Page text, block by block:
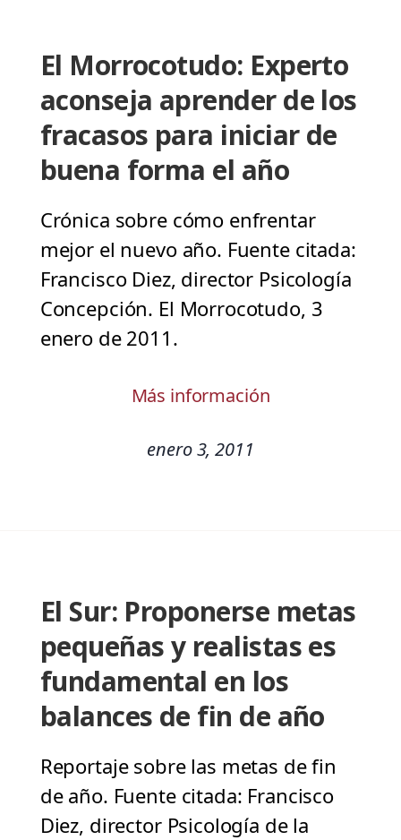
El Morrocotudo: Experto
aconseja aprender de los
fracasos para iniciar de
buena forma el año
Crónica sobre cómo enfrentar
mejor el nuevo año. Fuente citada:
Francisco Diez, director Psicología
Concepción. El Morrocotudo, 3
enero de 2011.
Más información
enero 3, 2011
El Sur: Proponerse metas
pequeñas y realistas es
fundamental en los
balances de fin de año
Reportaje sobre las metas de fin
de año. Fuente citada: Francisco
Diez, director Psicología de la